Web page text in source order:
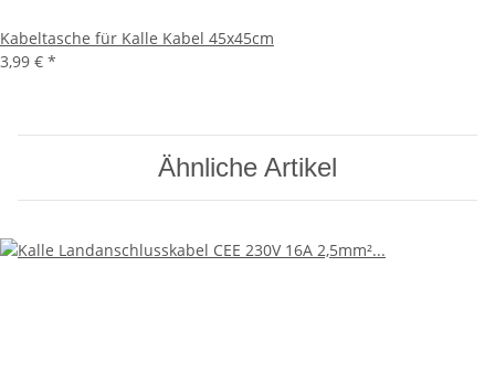
Kabeltasche für Kalle Kabel 45x45cm
3,99 € *
Ähnliche Artikel